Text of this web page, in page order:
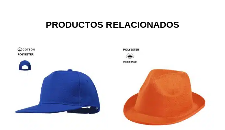
PRODUCTOS RELACIONADOS